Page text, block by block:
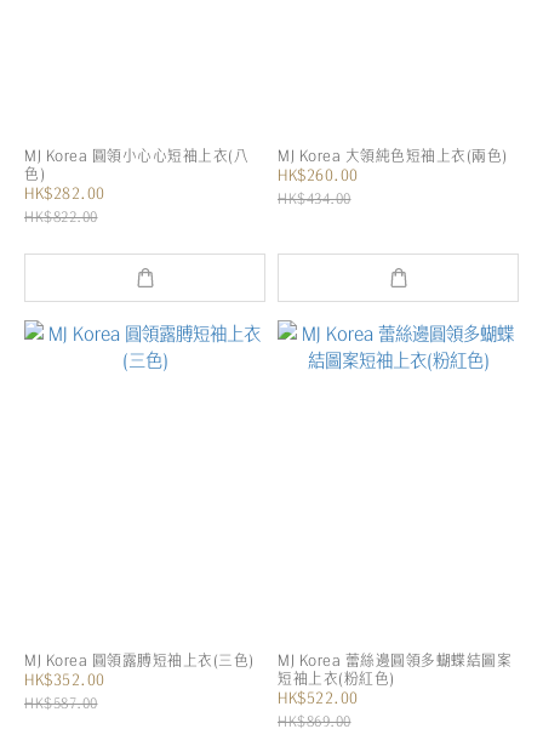
MJ Korea 圓領小心心短袖上衣(八
色)
HK$282.00
HK$822.00
MJ Korea 大領純色短袖上衣(兩色)
HK$260.00
HK$434.00
MJ Korea 圓領露膊短袖上衣(三色)
HK$352.00
HK$587.00
MJ Korea 蕾絲邊圓領多蝴蝶結圖案
短袖上衣(粉紅色)
HK$522.00
HK$869.00